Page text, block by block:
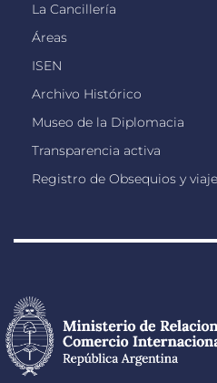
La Cancillería
Áreas
ISEN
Archivo Histórico
Museo de la Diplomacia
Transparencia activa
Registro de Obsequios y